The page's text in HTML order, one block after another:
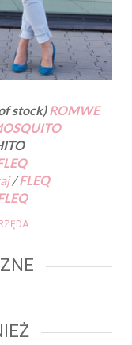
stock)ROMWE
/FLEQ